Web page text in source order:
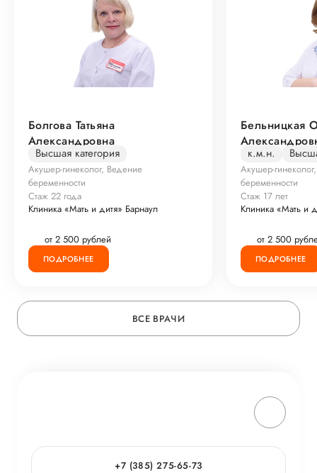
Болгова Татьяна
Александровна
Высшая категория
Акушер-гинеколог, Ведение
беременности
Стаж 22 года
Клиника «Мать и дитя» Барнаул
от 2 500 рублей
ПОДРОБНЕЕ
Бельницкая
к.м.н.
Акушер-
беременности
Стаж 17 лет
Клиника «Мать и
от 2 500
ПОДРОБНЕЕ
ВСЕ ВРАЧИ
+7 (385) 275-65-73